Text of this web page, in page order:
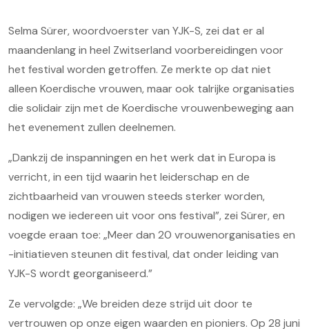
Selma Sürer, woordvoerster van YJK-S, zei dat er al
maandenlang in heel Zwitserland voorbereidingen voor
het festival worden getroffen. Ze merkte op dat niet
alleen Koerdische vrouwen, maar ook talrijke organisaties
die solidair zijn met de Koerdische vrouwenbeweging aan
het evenement zullen deelnemen.
„Dankzij de inspanningen en het werk dat in Europa is
verricht, in een tijd waarin het leiderschap en de
zichtbaarheid van vrouwen steeds sterker worden,
nodigen we iedereen uit voor ons festival”, zei Sürer, en
voegde eraan toe: „Meer dan 20 vrouwenorganisaties en
-initiatieven steunen dit festival, dat onder leiding van
YJK-S wordt georganiseerd.”
Ze vervolgde: „We breiden deze strijd uit door te
vertrouwen op onze eigen waarden en pioniers. Op 28 juni